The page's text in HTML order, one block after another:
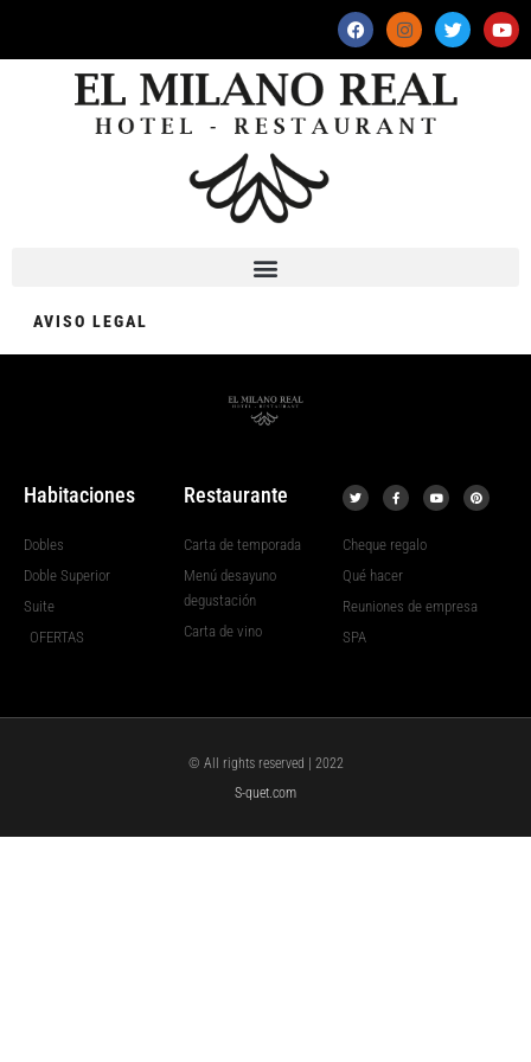
AVISO LEGAL
Habitaciones
Dobles
Doble Superior
Suite
OFERTAS
Restaurante
Carta de temporada
Menú desayuno
degustación
Carta de vino
Cheque regalo
Qué hacer
Reuniones de empresa
SPA
© All rights reserved | 2022
S-quet.com